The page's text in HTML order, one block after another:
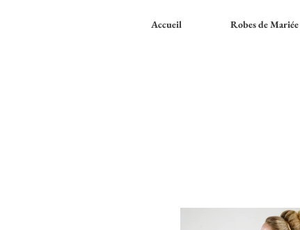
Accueil Robes de Mariée